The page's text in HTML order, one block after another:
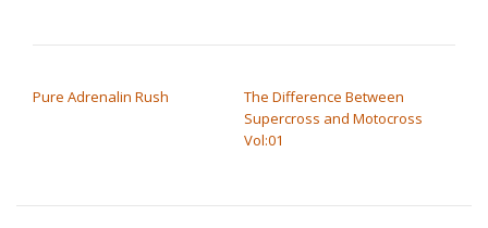
Pure Adrenalin Rush
The Difference Between
Supercross and Motocross
Vol:01